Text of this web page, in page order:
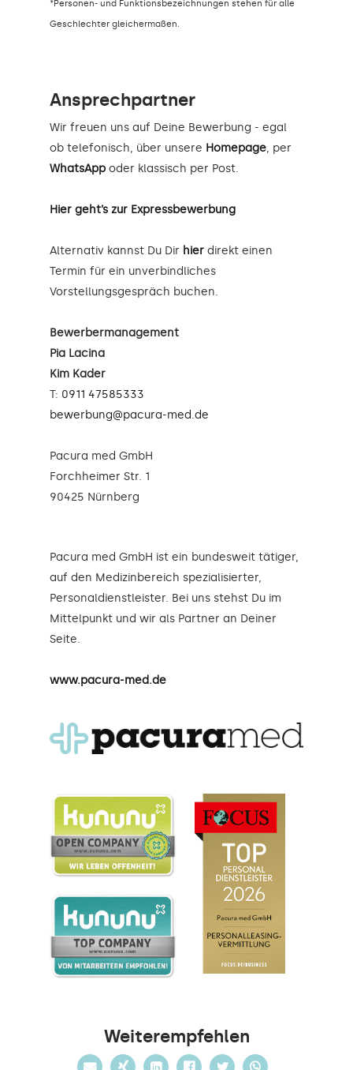
*Personen- und Funktionsbezeichnungen stehen für alle
Geschlechter gleichermaßen.
Ansprechpartner
Wir freuen uns auf Deine Bewerbung - egal
ob telefonisch, über unsere Homepage, per
WhatsApp oder klassisch per Post.
Hier geht’s zur Expressbewerbung
Alternativ kannst Du Dir hier direkt einen
Termin für ein unverbindliches
Vorstellungsgespräch buchen.
Bewerbermanagement
Pia Lacina
Kim Kader
T: 0911 47585333
bewerbung@pacura-med.de
Pacura med GmbH
Forchheimer Str. 1
90425 Nürnberg
Pacura med GmbH ist ein bundesweit tätiger,
auf den Medizinbereich spezialisierter,
Personaldienstleister. Bei uns stehst Du im
Mittelpunkt und wir als Partner an Deiner
Seite.
www.pacura-med.de
Weiterempfehlen